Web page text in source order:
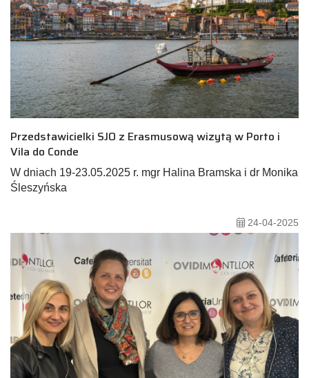
Przedstawicielki SJO z Erasmusową wizytą w Porto i
Vila do Conde
W dniach 19-23.05.2025 r. mgr Halina Bramska i dr Monika
Śleszyńska
24-04-2025